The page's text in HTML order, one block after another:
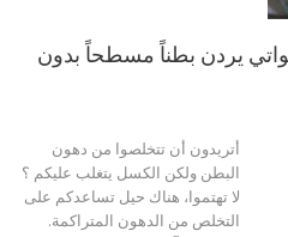
يردن بطناً مسطحاً بدون
أتريدون أن تتخلصوا من دهون
البطن ولكن الكسل يتغلب عليكم ؟
لا تهتموا، هناك حيل تساعدكم على
التخلص من الدهون المتراكمة.